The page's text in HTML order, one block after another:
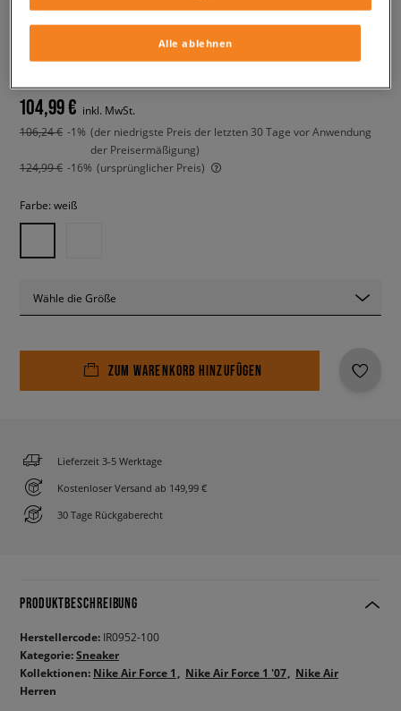
NIKE AIR FORCE 1 '07 LOW
LV8 TECH
104,99 € inkl. MwSt.
106,24 € -1% (der niedrigste Preis der letzten 30 Tage vor Anwendung
der Preisermäßigung)
124,99 € -16% (ursprünglicher Preis)
Farbe: weiß
Wähle die Größe
ZUM WARENKORB HINZUFÜGEN
Lieferzeit 3-5 Werktage
Kostenloser Versand ab 149,99 €
30 Tage Rückgaberecht
PRODUKTBESCHREIBUNG
Herstellercode: IR0952-100
Kategorie:Sneaker
Kollektionen: Nike Air Force 1 Nike Air Force 1 '07
Nike Air
Herren
Alle ablehnen